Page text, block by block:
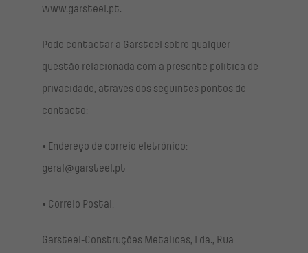
www.garsteel.pt.
Pode contactar a Garsteel sobre qualquer
questão relacionada com a presente política de
privacidade, através dos seguintes pontos de
contacto:
• Endereço de correio eletrónico:
geral@garsteel.pt
• Correio Postal:
Garsteel-Construções Metalicas, Lda., Rua